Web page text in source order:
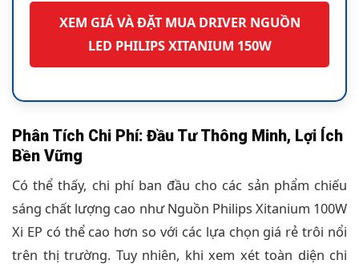
XEM GIÁ VÀ ĐẶT MUA DRIVER NGUỒN
LED PHILIPS XITANIUM 150W
Phân Tích Chi Phí: Đầu Tư Thông Minh, Lợi Ích
Bền Vững
Có thể thấy, chi phí ban đầu cho các sản phẩm chiếu
sáng chất lượng cao như Nguồn Philips Xitanium 100W
Xi EP có thể cao hơn so với các lựa chọn giá rẻ trôi nổi
trên thị trường. Tuy nhiên, khi xem xét toàn diện chi